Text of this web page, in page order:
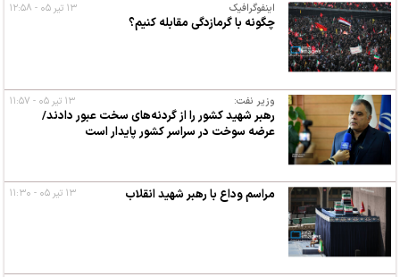
اینفوگرافیک
چگونه با گرمازدگی مقابله کنیم؟
۱۳ تیر ۰۵ - ۱۲:۵۸
وزیر نفت:
رهبر شهید کشور را از گردنه‌های سخت عبور دادند/
عرضه سوخت در سراسر کشور پایدار است
۱۳ تیر ۰۵ - ۱۱:۵۷
مراسم وداع با رهبر شهید انقلاب ۱۳ تیر ۰۵ - ۱۱:۳۰